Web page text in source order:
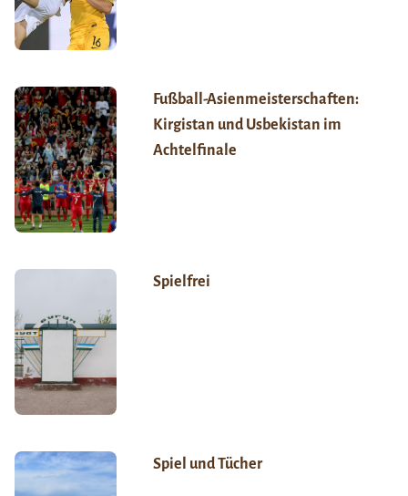
Fußball-Asienmeisterschaften:
Kirgistan und Usbekistan im
Achtelfinale
Spielfrei
Spiel und Tücher